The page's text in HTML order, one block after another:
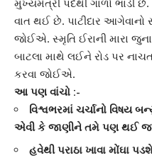
મુખ્યમંત્રી પદેથી ગાળો ભાંડી
વાત થઈ છે. પાટીદાર
જોઈએ. સ્મૃતિ ઈરાની મારા
બાટલા માથે લઈને રોડ પર
કરવા જોઈએ.
આ પણ વાંચો :-
વિશ્વભરમાં ચર્ચાનો વિષય
એવી કે જાણીને તમે પણ થઈ
હવેથી પરાઠા ખાવા મોંઘા